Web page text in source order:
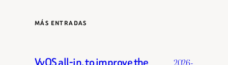
MÁS ENTRADAS
2026-